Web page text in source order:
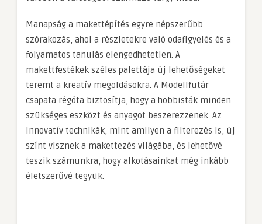
Manapság a makettépítés egyre népszerűbb
szórakozás, ahol a részletekre való odafigyelés és a
folyamatos tanulás elengedhetetlen. A
makettfestékek széles palettája új lehetőségeket
teremt a kreatív megoldásokra. A Modellfutár
csapata régóta biztosítja, hogy a hobbisták minden
szükséges eszközt és anyagot beszerezzenek. Az
innovatív technikák, mint amilyen a filterezés is, új
színt visznek a makettezés világába, és lehetővé
teszik számunkra, hogy alkotásainkat még inkább
életszerűvé tegyük.